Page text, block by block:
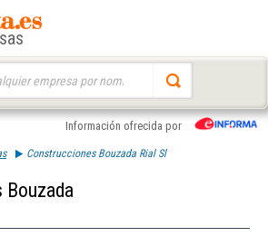
Información ofrecida por
Construcciones Bouzada Rial Sl
Bouzada